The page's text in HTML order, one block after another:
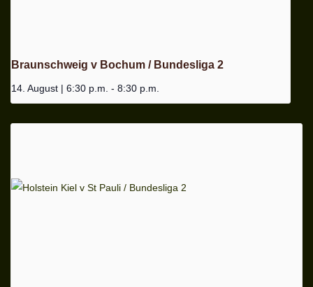
Braunschweig v Bochum / Bundesliga 2
14. August | 6:30 p.m. - 8:30 p.m.